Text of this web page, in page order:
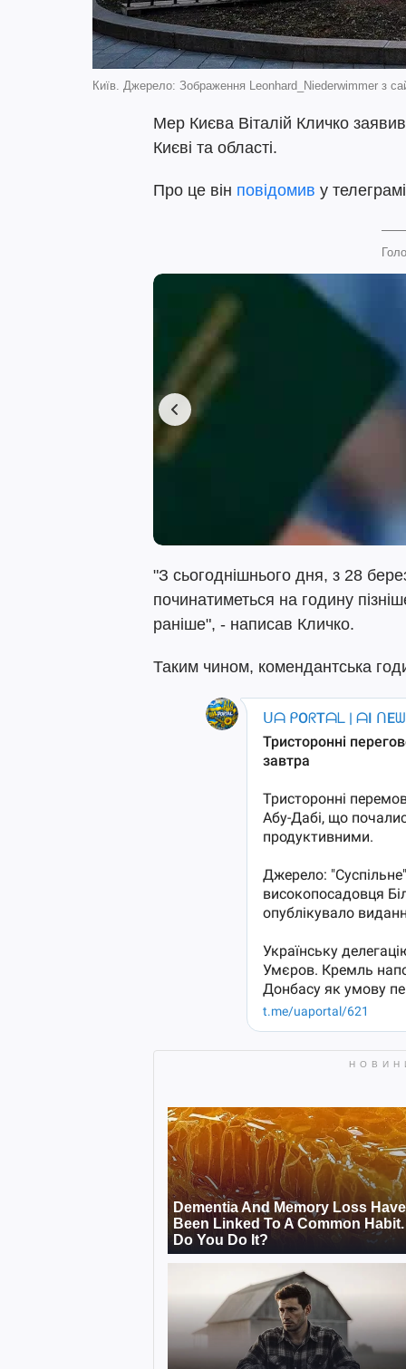
Київ. Джерело: Зображення Leonhard_Niederwimmer з
Мер Києва Віталій Кличко
Києві та області.
Про це він повідомив у
"З сьогоднішнього дня, з 28
починатиметься на годину
раніше", - написав Кличко.
Таким чином, комендантська